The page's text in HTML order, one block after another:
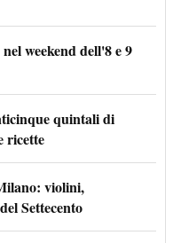
weekend dell'8 e 9
quintali di
ricette
violini,
Settecento